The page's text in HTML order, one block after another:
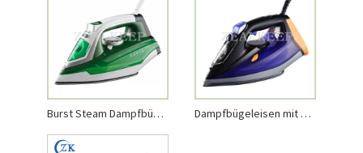
Burst Steam Dampfbügeleisen mit Keramiksohle Dampfbügeleisen mit großer Wassertank-Keramiksohle